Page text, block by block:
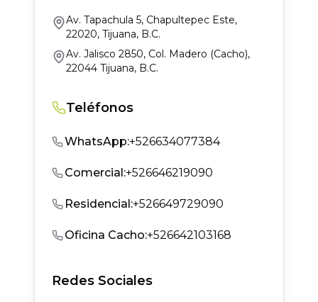
Av. Tapachula 5, Chapultepec Este,
22020, Tijuana, B.C.
Av. Jalisco 2850, Col. Madero (Cacho),
22044 Tijuana, B.C.
Teléfonos
WhatsApp:+526634077384
Comercial:+526646219090
Residencial:+526649729090
Oficina Cacho:+526642103168
Redes Sociales